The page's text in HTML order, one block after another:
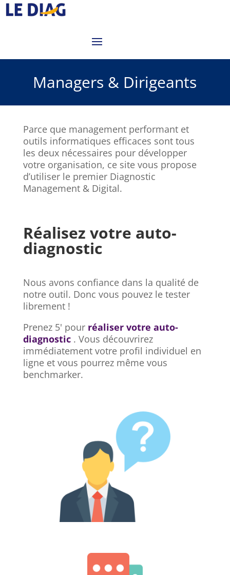
Managers & Dirigeants
Parce que management performant et
outils informatiques efficaces sont tous
les deux nécessaires pour développer
votre organisation, ce site vous propose
d’utiliser le premier Diagnostic
Management & Digital.
Réalisez votre auto-
diagnostic
Nous avons confiance dans la qualité de
notre outil. Donc vous pouvez le tester
librement !
Prenez 5' pour réaliser votre auto-
diagnostic . Vous découvrirez
immédiatement votre profil individuel en
ligne et vous pourrez même vous
benchmarker.